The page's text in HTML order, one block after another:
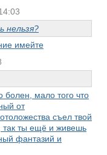
нельзя?
имейте
болен, мало того что
от
съел твой
так ты ещё и живешь
фантазий и